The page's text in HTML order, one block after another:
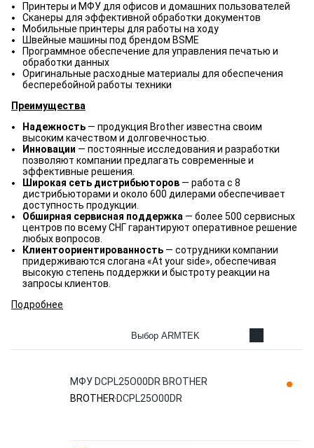
Принтеры и МФУ для офисов и домашних пользователей
Сканеры для эффективной обработки документов
Мобильные принтеры для работы на ходу
Швейные машины под брендом BSME
Программное обеспечение для управления печатью и
обработки данных
Оригинальные расходные материалы для обеспечения
бесперебойной работы техники
Преимущества
Надежность — продукция Brother известна своим
высоким качеством и долговечностью.
Инновации — постоянные исследования и разработки
позволяют компании предлагать современные и
эффективные решения.
Широкая сеть дистрибьюторов — работа с 8
дистрибьюторами и около 600 дилерами обеспечивает
доступность продукции.
Обширная сервисная поддержка — более 500 сервисных
центров по всему СНГ гарантируют оперативное решение
любых вопросов.
Клиентоориентированность — сотрудники компании
придерживаются слогана «At your side», обеспечивая
высокую степень поддержки и быстроту реакции на
запросы клиентов.
Подробнее
Выбор ARMTEK
МФУ DСРL25О00DR BROTHER
BROTHER DСРL25О00DR